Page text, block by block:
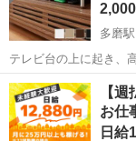
多磨駅
テレビ台の上に起き、
数年使用していました
用に伴う細かい傷はあ
東京 調布市 多
【
お仕
日給